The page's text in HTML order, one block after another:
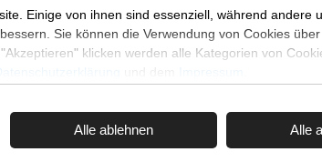
Ostseebad Sellin 1 Unterkunft
Einige von ihnen sind essenziell, während andere
Sie können die Verwendung von Cookies
klicken werden alle Kategorien von
Alle ablehnen Alle